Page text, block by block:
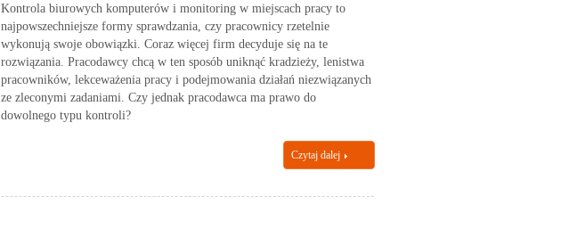
Kontrola biurowych komputerów i monitoring w miejscach pracy to
najpowszechniejsze formy sprawdzania, czy pracownicy rzetelnie
wykonują swoje obowiązki. Coraz więcej firm decyduje się na te
rozwiązania. Pracodawcy chcą w ten sposób uniknąć kradzieży, lenistwa
pracowników, lekceważenia pracy i podejmowania działań niezwiązanych
ze zleconymi zadaniami. Czy jednak pracodawca ma prawo do
dowolnego typu kontroli?
Czytaj dalej